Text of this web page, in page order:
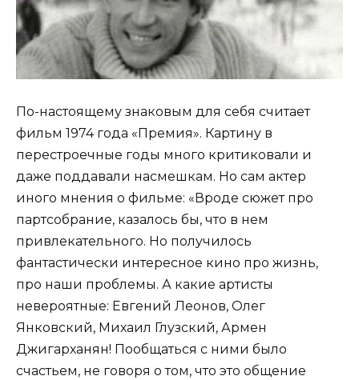
По-настоящему знаковым для себя считает
фильм 1974 года «Премия». Картину в
перестроечные годы много критиковали и
даже поддавали насмешкам. Но сам актер
иного мнения о фильме: «Вроде сюжет про
партсобрание, казалось бы, что в нем
привлекательного. Но получилось
фантастически интересное кино про жизнь,
про наши проблемы. А какие артисты
невероятные: Евгений Леонов, Олег
Янковский, Михаил Глузский, Армен
Джигарханян! Пообщаться с ними было
счастьем, не говоря о том, что это общение